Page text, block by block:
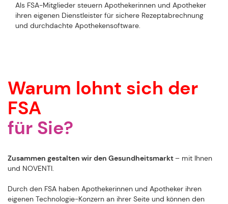
Als FSA-Mitglieder steuern Apothekerinnen und Apotheker
ihren eigenen Dienstleister für sichere Rezeptabrechnung
und durchdachte Apothekensoftware.
Warum lohnt sich der
FSA
für Sie?
Zusammen gestalten wir den Gesundheitsmarkt– mit Ihnen
und NOVENTI.
Durch den FSA haben Apothekerinnen und Apotheker ihren
eigenen Technologie-Konzern an ihrer Seite und können den